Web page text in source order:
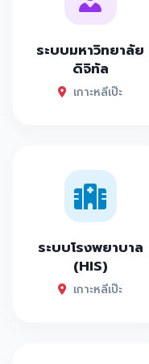
ระบบมหาวิทยาลัย
ดิจิทัล
เกาะหลีเป๊ะ
ระบบโรงพยาบาล
(HIS)
เกาะหลีเป๊ะ